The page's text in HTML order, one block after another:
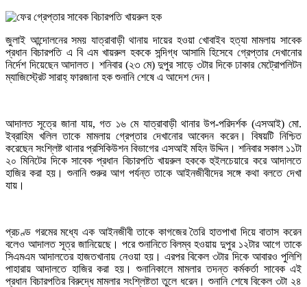
জুলাই আন্দোলনের সময় যাত্রাবাড়ী থানায় দায়ের হওয়া খোবাইব হত্যা মামলায় সাবেক
প্রধান বিচারপতি এ বি এম খায়রুল হককে সন্দিগ্ধ আসামি হিসেবে গ্রেপ্তার দেখানোর
নির্দেশ দিয়েছেন আদালত। শনিবার (২৩ মে) দুপুর সাড়ে ৩টার দিকে ঢাকার মেট্রোপলিটন
ম্যাজিস্ট্রেট সারাহ্ ফারজানা হক শুনানি শেষে এ আদেশ দেন।
আদালত সূত্রে জানা যায়, গত ১৬ মে যাত্রাবাড়ী থানার উপ-পরিদর্শক (এসআই) মো.
ইব্রাহিম খলিল তাকে মামলায় গ্রেপ্তার দেখানোর আবেদন করেন। বিষয়টি নিশ্চিত
করেছেন সংশ্লিষ্ট থানার প্রসিকিউশন বিভাগের এসআই মহিন উদ্দিন। শনিবার সকাল ১১টা
২০ মিনিটের দিকে সাবেক প্রধান বিচারপতি খায়রুল হককে হুইলচেয়ারে করে আদালতে
হাজির করা হয়। শুনানি শুরুর আগ পর্যন্ত তাকে আইনজীবীদের সঙ্গে কথা বলতে দেখা
যায়।
প্রচণ্ড গরমের মধ্যে এক আইনজীবী তাকে কাগজের তৈরি হাতপাখা দিয়ে বাতাস করেন
বলেও আদালত সূত্র জানিয়েছে। পরে শুনানিতে বিলম্ব হওয়ায় দুপুর ১২টার আগে তাকে
সিএমএম আদালতের হাজতখানায় নেওয়া হয়। এরপর বিকেল ৩টার দিকে আবারও পুলিশি
পাহারায় আদালতে হাজির করা হয়। শুনানিকালে মামলার তদন্ত কর্মকর্তা সাবেক এই
প্রধান বিচারপতির বিরুদ্ধে মামলার সংশ্লিষ্টতা তুলে ধরেন। শুনানি শেষে বিকেল ৩টা ২৪